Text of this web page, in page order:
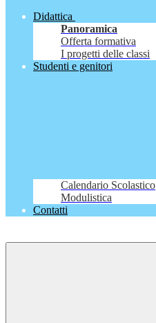
Didattica
Panoramica
Offerta formativa
I progetti delle classi
Studenti e genitori
Calendario Scolastico
Modulistica
Contatti